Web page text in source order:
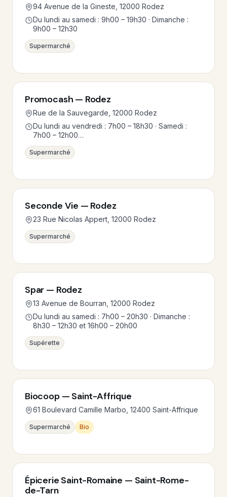
94 Avenue de la Gineste, 12000 Rodez
Du lundi au samedi : 9h00 – 19h30 · Dimanche :
9h00 – 12h30
Supermarché
Promocash — Rodez
Rue de la Sauvegarde, 12000 Rodez
Du lundi au vendredi : 7h00 – 18h30 · Samedi :
7h00 – 12h00…
Supermarché
Seconde Vie — Rodez
23 Rue Nicolas Appert, 12000 Rodez
Supermarché
Spar — Rodez
13 Avenue de Bourran, 12000 Rodez
Du lundi au samedi : 7h00 – 20h30 · Dimanche :
8h30 – 12h30 et 16h00 – 20h00
Supérette
Biocoop — Saint-Affrique
61 Boulevard Camille Marbo, 12400 Saint-Affrique
Supermarché Bio
Épicerie Saint-Romaine — Saint-Rome-
de-Tarn